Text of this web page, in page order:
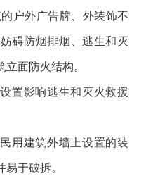
户外广告牌、外装饰不
碍防烟排烟、逃生和灭
面防火结构。
置影响逃生和灭火救援
用建筑外墙上设置的装
于破拆。